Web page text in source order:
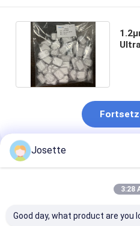
Empfohlene Produkte
Josette
3:28
Good day, what product are you